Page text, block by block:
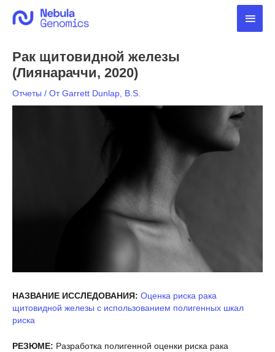
содержимому
Рак щитовидной железы
(Лиянараччи, 2020)
Отчеты / ОтGarrett Dunlap, B.S.
НАЗВАНИЕ ИССЛЕДОВАНИЯ: Оценка риска рака
щитовидной железы с использованием полигенных шкал
риска
РЕЗЮМЕ: Разработка полигенной оценки риска рака